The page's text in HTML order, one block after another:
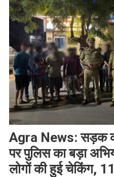
Agra News: सड़क
पर पुलिस का बड़ा
लोगों की हुई चेकिंग,